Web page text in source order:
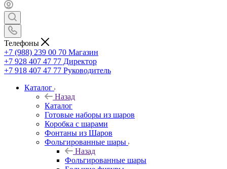
Телефоны
+7 (988) 239 00 70 Магазин
+7 928 407 47 77 Директор
+7 918 407 47 77 Руководитель
Каталог
Назад
Каталог
Готовые наборы из шаров
Коробка с шарами
Фонтаны из Шаров
Фольгированные шары
Назад
Фольгированные шары